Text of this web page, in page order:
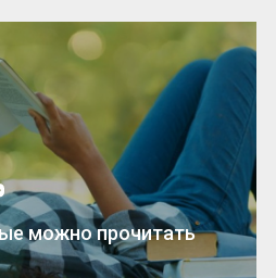
можно прочитать